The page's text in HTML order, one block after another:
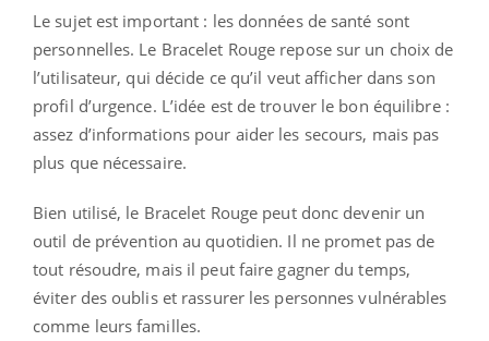
Le sujet est important : les données de santé sont
personnelles. Le Bracelet Rouge repose sur un choix de
l’utilisateur, qui décide ce qu’il veut afficher dans son
profil d’urgence. L’idée est de trouver le bon équilibre :
assez d’informations pour aider les secours, mais pas
plus que nécessaire.
Bien utilisé, le Bracelet Rouge peut donc devenir un
outil de prévention au quotidien. Il ne promet pas de
tout résoudre, mais il peut faire gagner du temps,
éviter des oublis et rassurer les personnes vulnérables
comme leurs familles.